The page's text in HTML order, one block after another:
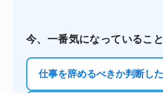
今、一番気になっているこ
仕事を辞めるべきか判断し